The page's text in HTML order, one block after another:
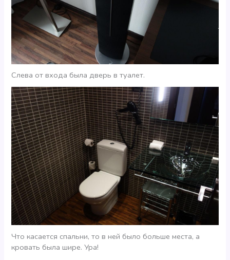
Слева от входа была дверь в туалет.
Что касается спальни, то в ней было больше места, а
кровать была шире. Ура!